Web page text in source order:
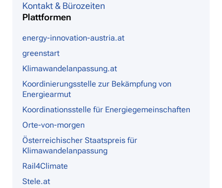
Kontakt & Bürozeiten
Plattformen
energy-innovation-austria.at
greenstart
Klimawandelanpassung.at
Koordinierungsstelle zur Bekämpfung von
Energiearmut
Koordinationsstelle für Energiegemeinschaften
Orte-von-morgen
Österreichischer Staatspreis für
Klimawandelanpassung
Rail4Climate
Stele.at